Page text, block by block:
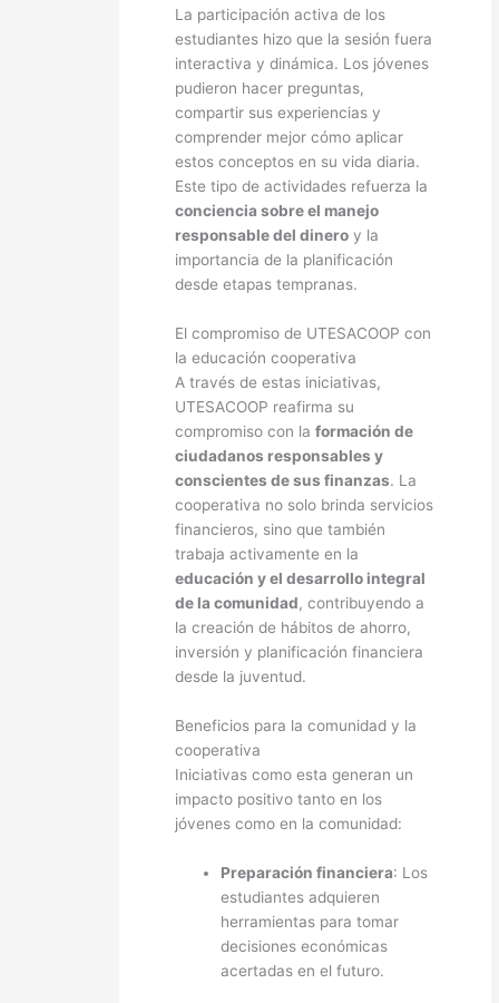
La participación activa de los
estudiantes hizo que la sesión fuera
interactiva y dinámica. Los jóvenes
pudieron hacer preguntas,
compartir sus experiencias y
comprender mejor cómo aplicar
estos conceptos en su vida diaria.
Este tipo de actividades refuerza la
conciencia sobre el manejo
responsable del dinero y la
importancia de la planificación
desde etapas tempranas.
El compromiso de UTESACOOP con
la educación cooperativa
A través de estas iniciativas,
UTESACOOP reafirma su
compromiso con laformación de
ciudadanos responsables y
conscientes de sus finanzas. La
cooperativa no solo brinda servicios
financieros, sino que también
trabaja activamente en la
educación y el desarrollo integral
de la comunidad, contribuyendo a
la creación de hábitos de ahorro,
inversión y planificación financiera
desde la juventud.
Beneficios para la comunidad y la
cooperativa
Iniciativas como esta generan un
impacto positivo tanto en los
jóvenes como en la comunidad:
Preparación financiera: Los
estudiantes adquieren
herramientas para tomar
decisiones económicas
acertadas en el futuro.